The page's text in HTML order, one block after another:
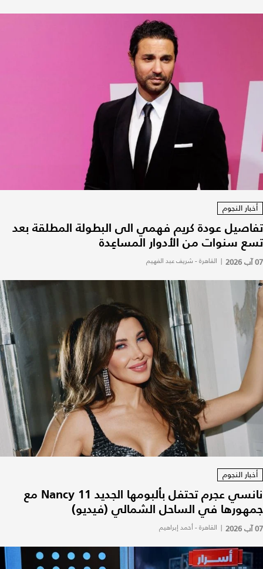
أخبار النجوم
تفاصيل عودة كريم فهمي الى البطولة المطلقة بعد
تسع سنوات من الأدوار المساعِدة
07 آب 2026 | القاهرة - شريف عبد الفهيم
أخبار النجوم
نانسي عجرم تحتفل بألبومها الجديد Nancy 11 مع
جمهورها في الساحل الشمالي (فيديو)
07 آب 2026 | القاهرة - أحمد إبراهيم